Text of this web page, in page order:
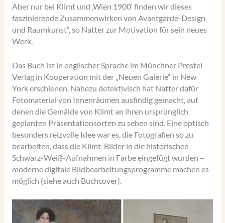
Aber nur bei Klimt und ‚Wien 1900‘ finden wir dieses
faszinierende Zusammenwirken von Avantgarde-Design
und Raumkunst“, so Natter zur Motivation für sein neues
Werk.
Das Buch ist in englischer Sprache im Münchner Prestel
Verlag in Kooperation mit der „Neuen Galerie“ in New
York erschienen. Nahezu detektivisch hat Natter dafür
Fotomaterial von Innenräumen ausfindig gemacht, auf
denen die Gemälde von Klimt an ihren ursprünglich
geplanten Präsentationsorten zu sehen sind. Eine optisch
besonders reizvolle Idee war es, die Fotografien so zu
bearbeiten, dass die Klimt-Bilder in die historischen
Schwarz-Weiß-Aufnahmen in Farbe eingefügt wurden –
moderne digitale Bildbearbeitungsprogramme machen es
möglich (siehe auch Buchcover).